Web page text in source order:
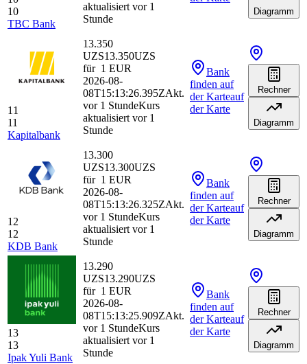
10
TBC Bank
aktualisiert vor 1
Stunde
Diagramm
11
11
Kapitalbank
13.350
UZS13.350UZS
für 1 EUR
2026-08-
08T15:13:26.395ZAkt.
vor 1 StundeKurs
aktualisiert vor 1
Stunde
Bank
finden auf
der Karteauf
der Karte
Rechner
Diagramm
12
12
KDB Bank
13.300
UZS13.300UZS
für 1 EUR
2026-08-
08T15:13:26.325ZAkt.
vor 1 StundeKurs
aktualisiert vor 1
Stunde
Bank
finden auf
der Karteauf
der Karte
Rechner
Diagramm
13
13
Ipak Yuli Bank
13.290
UZS13.290UZS
für 1 EUR
2026-08-
08T15:13:25.909ZAkt.
vor 1 StundeKurs
aktualisiert vor 1
Stunde
Bank
finden auf
der Karteauf
der Karte
Rechner
Diagramm